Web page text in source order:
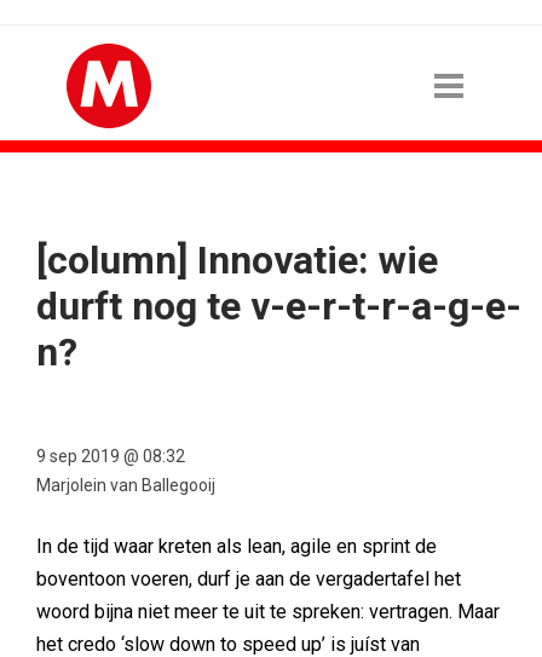
[column] Innovatie: wie
durft nog te v-e-r-t-r-a-g-e-
n?
9 sep 2019 @ 08:32
Marjolein van Ballegooij
In de tijd waar kreten als lean, agile en sprint de
boventoon voeren, durf je aan de vergadertafel het
woord bijna niet meer te uit te spreken: vertragen. Maar
het credo ‘slow down to speed up’ is juíst van